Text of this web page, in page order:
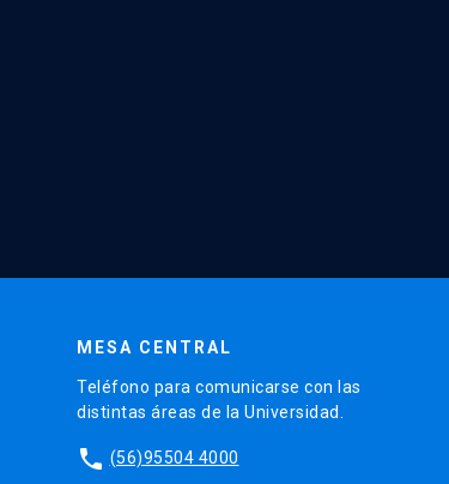
MESA CENTRAL
Teléfono para comunicarse con las
distintas áreas de la Universidad.
phone (56)95504 4000